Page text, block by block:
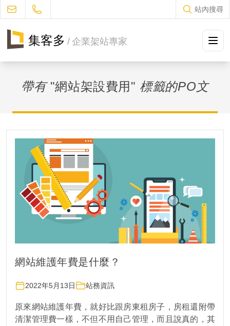
站內搜尋
集客多 / 企業架站專家
設計流程
JUKES部落格
聯絡我們
促銷優惠
帶有"網站架設費用" 標籤的PO文
網站維護年費是什麼？
2022年5月13日 站務資訊
原來網站維護年費，就好比跟房東租房子，房租還附帶
清潔管理費一樣，不但不用自己管理，而且說真的，其